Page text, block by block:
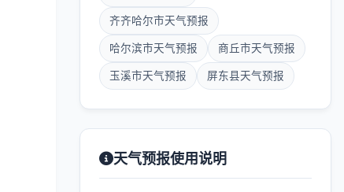
齐齐哈尔市天气预报
哈尔滨市天气预报 商丘市天气预报
玉溪市天气预报 屏东县天气预报
天气预报使用说明